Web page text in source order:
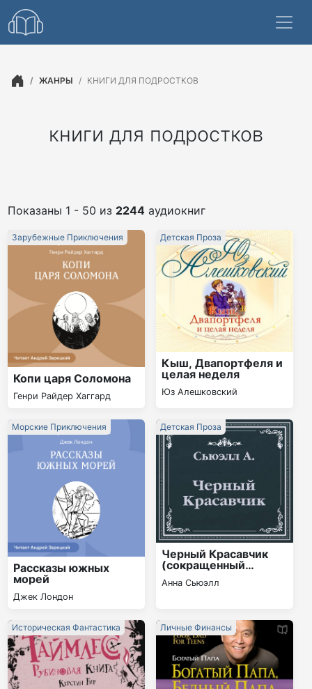
ЖАНРЫ КНИГИ ДЛЯ ПОДРОСТКОВ
книги для подростков
Показаны 1 - 50 из 2244 аудиокниг
Копи царя Соломона
Генри Райдер Хаггард
Зарубежные Приключения
Кыш, Двапортфеля и
целая неделя
Юз Алешковский
Детская Проза
Рассказы южных
морей
Джек Лондон
Морские Приключения
Черный Красавчик
(сокращенный
пересказ)
Анна Сьюэлл
Детская Проза
Историческая Фантастика Личные Финансы